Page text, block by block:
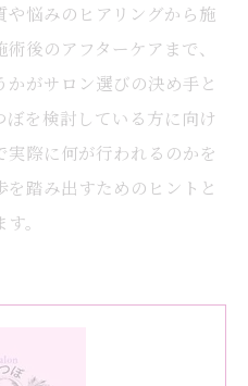
悩みのヒアリングから施
後のアフターケアまで、
がサロン選びの決め手と
を検討している方に向け
際に何が行われるのかを
踏み出すためのヒントと
。